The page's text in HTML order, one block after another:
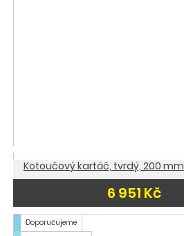
Kotoučový kartáč, tvrdý, 200 mm
6 951 Kč
Doporučujeme